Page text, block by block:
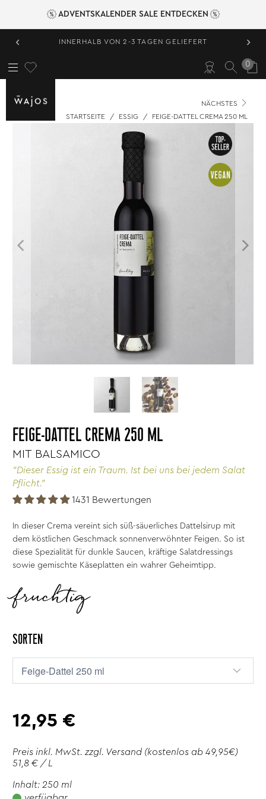
ADVENTSKALENDER SALE ENTDECKEN
‹ INNERHALB VON 2-3 TAGEN GELIEFERT ›
0
NÄCHSTES
STARTSEITE
/ ESSIG / FEIGE-DATTEL CREMA 250 ML
FEIGE-DATTEL CREMA 250 ML
MIT BALSAMICO
"Dieser Essig ist ein Traum. Ist bei uns bei jedem Salat
Pflicht."
1431 Bewertungen
In dieser Crema vereint sich süß-säuerliches Dattelsirup mit
dem köstlichen Geschmack sonnenverwöhnter Feigen. So ist
diese Spezialität für dunkle Saucen, kräftige Salatdressings
sowie gemischte Käseplatten ein wahrer Geheimtipp.
fruchtig
SORTEN
12,95 €
Preis inkl. MwSt. zzgl. Versand (kostenlos ab 49,95€)
51,8 € / L
Inhalt: 250 ml